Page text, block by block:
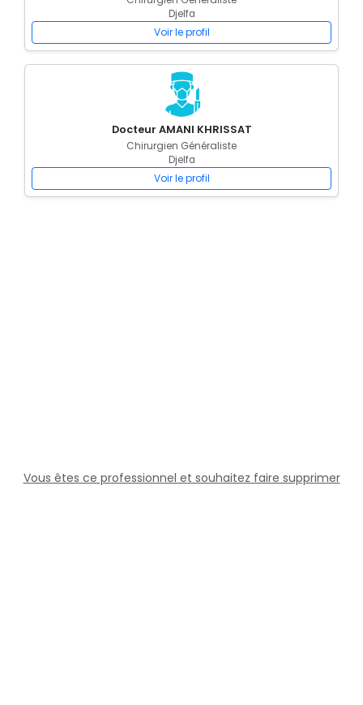
Djelfa
Voir le profil
Docteur AMANI KHRISSAT
Chirurgien Généraliste
Djelfa
Voir le profil
Vous êtes ce professionnel et souhaitez faire supprimer